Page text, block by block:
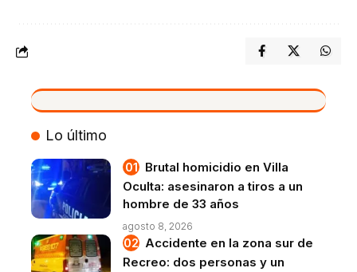
VIVO
Lo último
Brutal homicidio en Villa
Oculta: asesinaron a tiros a un
hombre de 33 años
agosto 8, 2026
Accidente en la zona sur de
Recreo: dos personas y un